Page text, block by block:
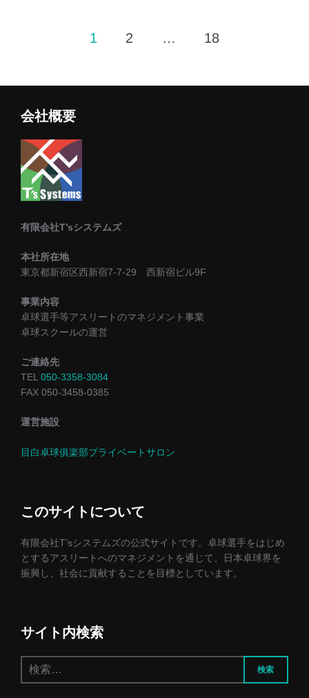
ペ
ー
ジ
り
1 2 … 18
会社概要
有限会社T’sシステムズ
本社所在地
東京都新宿区西新宿7-7-29 西新宿ビル9F
事業内容
卓球選手等アスリートのマネジメント事業
卓球スクールの運営
ご連絡先
TEL050-3358-3084
FAX 050-3458-0385
運営施設
目白卓球俱楽部プライベートサロン
このサイトについて
有限会社T’sシステムズの公式サイトです。卓球選手をはじめ
とするアスリートへのマネジメントを通じて、日本卓球界を
振興し、社会に貢献することを目標としています。
サイト内検索
索:
検索